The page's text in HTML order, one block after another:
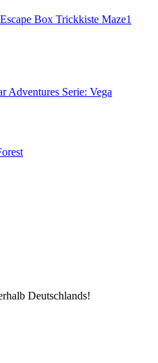
Trickkiste Maze1
Adventures Serie: Vega
Deutschlands!